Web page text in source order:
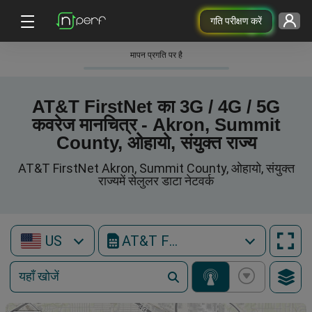
गति परीक्षण करें
मापन प्रगति पर है
AT&T FirstNet का 3G / 4G / 5G
कवरेज मानचित्र - Akron, Summit
County, ओहायो, संयुक्त राज्य
AT&T FirstNet Akron, Summit County, ओहायो, संयुक्त
राज्यमें सेलुलर डाटा नेटवर्क
US AT&T FirstNet